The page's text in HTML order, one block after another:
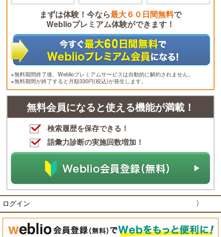
まずは体験！今なら最大６０日間無料で
Weblioプレミアム体験ができます！
※無料期間終了後、Weblioプレミアムサービスは自動的に解約されません。
※無料期間が終了すると月額330円(税込)が発生します。
無料会員になると使える機能が満載！
検索履歴を保存できる！
語彙力診断の実施回数増加！
ログイン 〉